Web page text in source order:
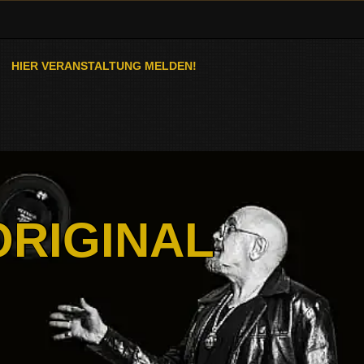
HIER VERANSTALTUNG MELDEN!